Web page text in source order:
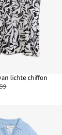
lichte chiffon